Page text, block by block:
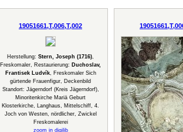
19051661,T,006,T,002
Herstellung: Stern, Joseph (1716),
Freskomaler, Restaurierung: Duchoslav,
Frantisek Ludvík, Freskomaler Sich
gürtende Frauenfigur, Deckenbild
Standort: Jägerndorf (Kreis Jägerndorf),
Minoritenkirche Mariä Geburt
Klosterkirche, Langhaus, Mittelschiff, 4.
Joch von Westen, nördlicher, Zwickel
Freskomalerei
zoom in digilib